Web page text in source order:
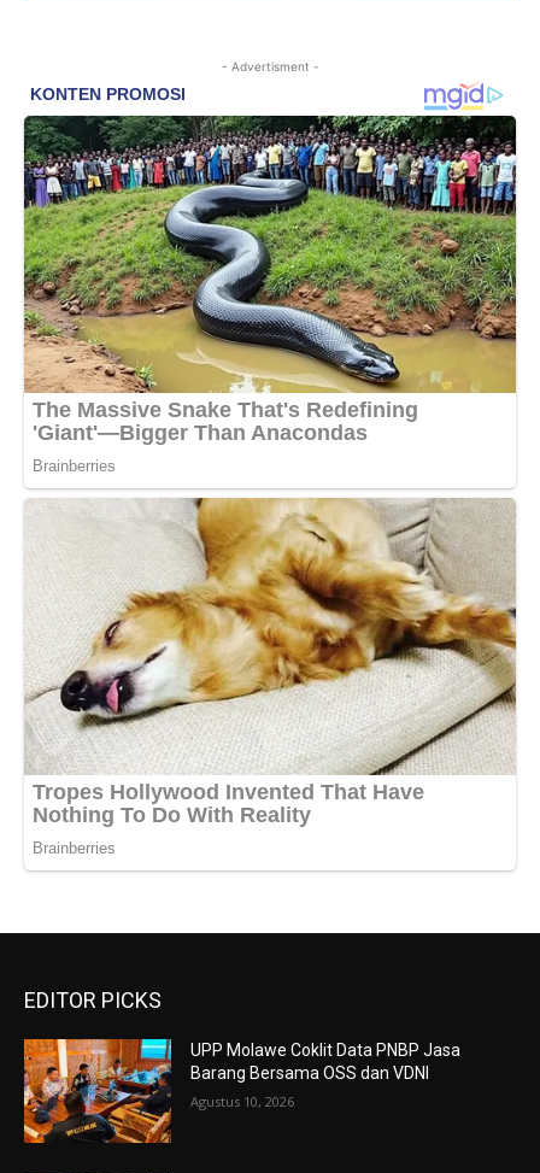
- Advertisment -
EDITOR PICKS
UPP Molawe Coklit Data PNBP Jasa
Barang Bersama OSS dan VDNI
Agustus 10, 2026